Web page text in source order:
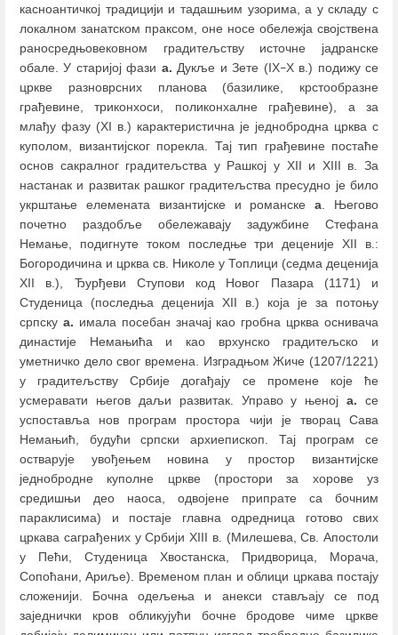
касноантичкој традицији и тадашњим узорима, а у складу с
локалном занатском праксом, оне носе обележја својствена
раносредњовековном градитељству источне јадранске
обале. У старијој фази а. Дукље и Зете (IX–X в.) подижу се
цркве разноврсних планова (базилике, крстообразне
грађевине, триконхоси, поликонхалне грађевине), а за
млађу фазу (XI в.) карактеристична је једнобродна црква с
куполом, византијског порекла. Тај тип грађевине постаће
основ сакралног градитељства у Рашкој у XII и XIII в. За
настанак и развитак рашког градитељства пресудно је било
укрштање елемената византијске и романскеа. Његово
почетно раздобље обележавају задужбине Стефана
Немање, подигнуте током последње три деценије XII в.:
Богородичина и црква св. Николе у Топлици (седма деценија
XII в.), Ђурђеви Ступови код Новог Пазара (1171) и
Студеница (последња деценија XII в.) која је за потоњу
српску а. имала посебан значај као гробна црква оснивача
династије Немањића и као врхунско градитељско и
уметничко дело свог времена. Изградњом Жиче (1207/1221)
у градитељству Србије догађају се промене које ће
усмеравати његов даљи развитак. Управо у њеноја. се
успоставља нов програм простора чији је творац Сава
Немањић, будући српски архиепископ. Тај програм се
остварује увођењем новина у простор византијске
једнобродне куполне цркве (простори за хорове уз
средишњи део наоса, одвојене припрате са бочним
параклисима) и постаје главна одредница готово свих
цркава саграђених у Србији XIII в. (Милешева, Св. Апостоли
у Пећи, Студеница Хвостанска, Придворица, Морача,
Сопоћани, Ариље). Временом план и облици цркава постају
сложенији. Бочна одељења и анекси стављају се под
заједнички кров обликујући бочне бродове чиме цркве